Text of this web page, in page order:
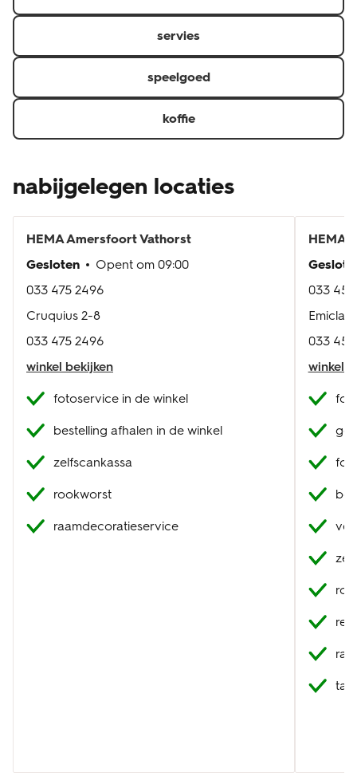
servies
speelgoed
koffie
nabijgelegen locaties
HEMAAmersfoort Vathorst
Gesloten
Opent om 09:00
033 475 2496
Cruquius 2-8
033 475 2496
winkel bekijken
fotoservice in de winkel
bestelling afhalen in de winkel
zelfscankassa
rookworst
raamdecoratieservice
HEMA
033 455
033 455
winkel